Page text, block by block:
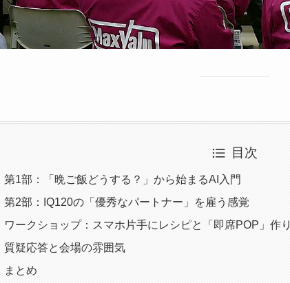
目次
第1部：「晩ご飯どうする？」から始まるAI入門
第2部：IQ120の「優秀なパートナー」を雇う感覚
ワークショップ：スマホ片手にレシピと「即席POP」作り
質疑応答と会場の雰囲気
まとめ